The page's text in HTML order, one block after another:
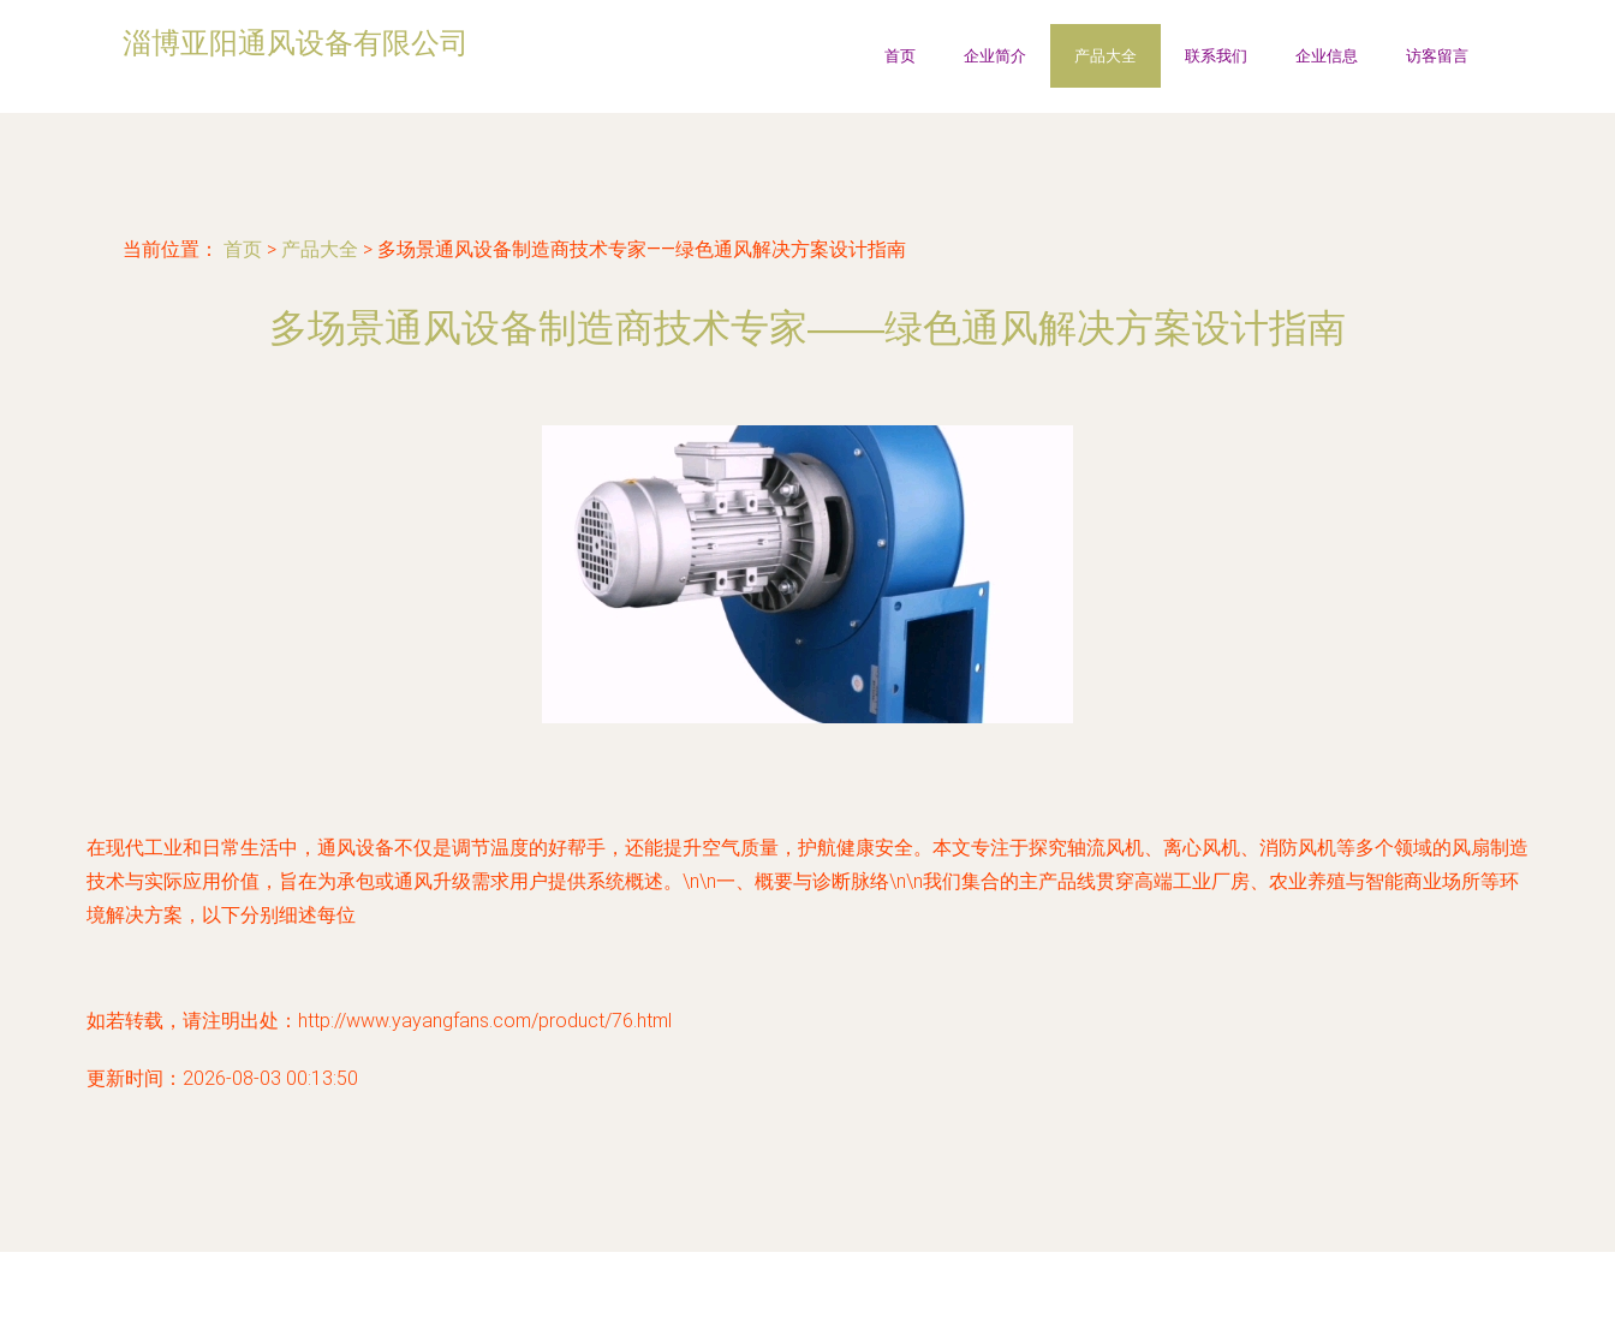
淄博亚阳通风设备有限公司 首页 企业简介 产品大全 联系我们 企业信息 访客留言
当前位置： 首页 > 产品大全 > 多场景通风设备制造商技术专家——绿色通风解决方案设计指南
多场景通风设备制造商技术专家——绿色通风解决方案设计指南
在现代工业和日常生活中，通风设备不仅是调节温度的好帮手，还能提升空气质量，护航健康安全。本文专注于探究轴流风机、离心风机、消防风机等多个领域的风扇制造
技术与实际应用价值，旨在为承包或通风升级需求用户提供系统概述。\n\n一、概要与诊断脉络\n\n我们集合的主产品线贯穿高端工业厂房、农业养殖与智能商业场所等环
境解决方案，以下分别细述每位
如若转载，请注明出处：http://www.yayangfans.com/product/76.html
更新时间：2026-08-03 00:13:50